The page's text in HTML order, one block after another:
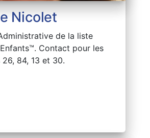
Nicolet
de la liste
Contact pour les
84, 13 et 30.